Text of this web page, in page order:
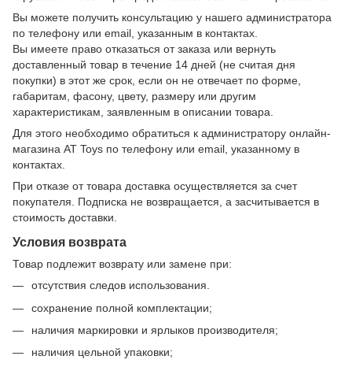
Вы можете получить консультацию у нашего администратора
по телефону или email, указанным в контактах.
Вы имеете право отказаться от заказа или вернуть
доставленный товар в течение 14 дней (не считая дня
покупки) в этот же срок, если он не отвечает по форме,
габаритам, фасону, цвету, размеру или другим
характеристикам, заявленным в описании товара.
Для этого необходимо обратиться к администратору онлайн-
магазина AT Toys по телефону или email, указанному в
контактах.
При отказе от товара доставка осуществляется за счет
покупателя. Подписка не возвращается, а засчитывается в
стоимость доставки.
Условия возврата
Товар подлежит возврату или замене при:
отсутствия следов использования.
сохранение полной комплектации;
наличия маркировки и ярлыков производителя;
наличия цельной упаковки;